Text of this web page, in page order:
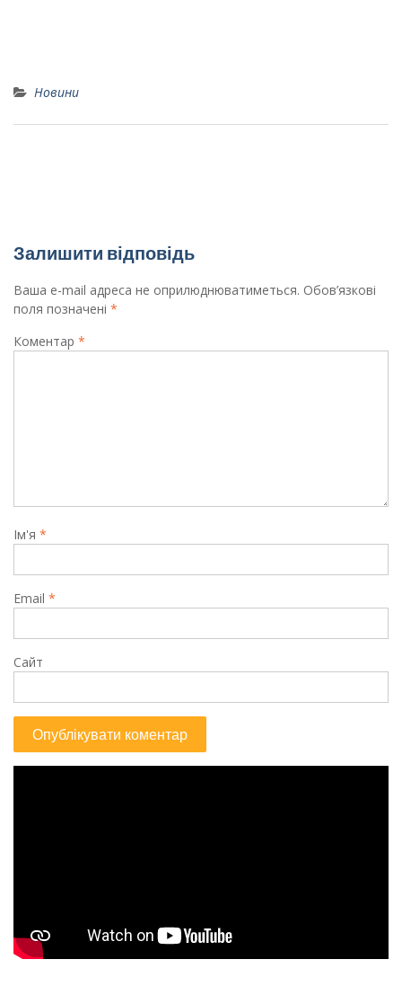
Новини
Залишити відповідь
Ваша e-mail адреса не оприлюднюватиметься. Обов’язкові
поля позначені *
Коментар *
Ім'я *
Email *
Сайт